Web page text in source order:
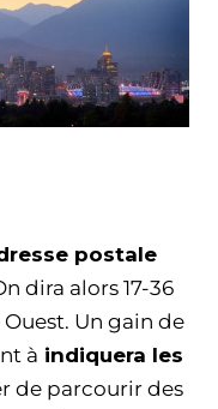
postale
dira alors 17-36
Ouest. Un gain de
à indiquera les
de parcourir des